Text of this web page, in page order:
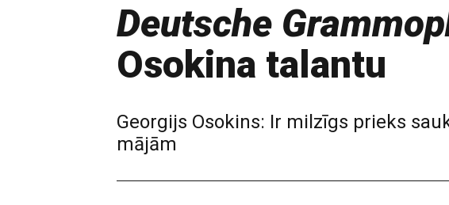
Deutsche
Osokina talantu
Georgijs Osokins: Ir milzīgs prieks
mājām